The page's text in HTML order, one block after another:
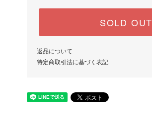
SOLD OUT
返品について
特定商取引法に基づく表記